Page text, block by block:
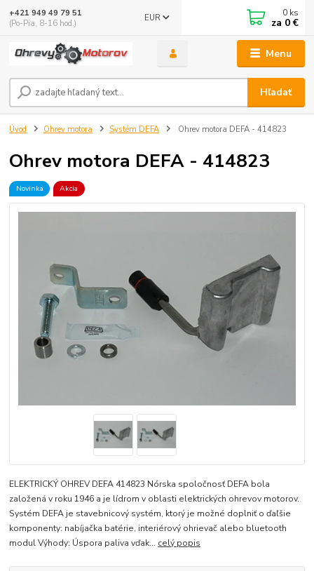
Menu
EUR
Hľadať
+421 949 49 79 51
(Po-Pia, 8-16 hod.)
0 ks
za 0 €
Úvod Ohrev motora Systém DEFA Ohrev motora DEFA - 414823
Ohrev motora DEFA - 414823
Novinka Akcia
ELEKTRICKÝ OHREV DEFA 414823 Nórska spoločnosť DEFA bola
založená v roku 1946 a je lídrom v oblasti elektrických ohrevov motorov.
Systém DEFA je stavebnicový systém, ktorý je možné doplniť o ďaľšie
komponenty: nabíjačka batérie, interiérový ohrievač alebo bluetooth
modul Výhody: Úspora paliva vďak... celý popis